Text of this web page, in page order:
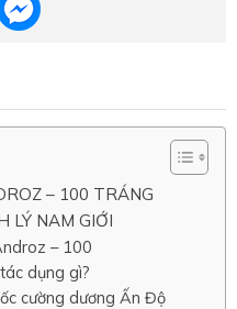
– 100 TRÁNG
LÝ NAM GIỚI
– 100
dụng gì?
cường dương Ấn Độ